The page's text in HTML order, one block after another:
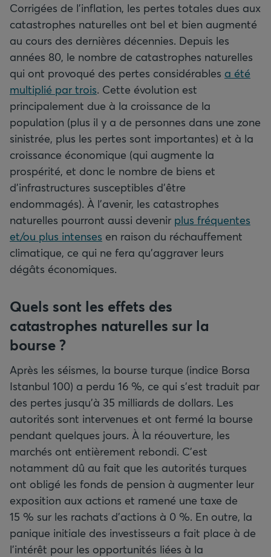
Corrigées de l’inflation, les pertes totales dues aux
catastrophes naturelles ont bel et bien augmenté
au cours des dernières décennies. Depuis les
années 80, le nombre de catastrophes naturelles
qui ont provoqué des pertes considérables a été
multiplié par trois. Cette évolution est
principalement due à la croissance de la
population (plus il y a de personnes dans une zone
sinistrée, plus les pertes sont importantes) et à la
croissance économique (qui augmente la
prospérité, et donc le nombre de biens et
d’infrastructures susceptibles d’être
endommagés). À l’avenir, les catastrophes
naturelles pourront aussi devenir plus fréquentes
et/ou plus intenses en raison du réchauffement
climatique, ce qui ne fera qu’aggraver leurs
dégâts économiques.
Quels sont les effets des
catastrophes naturelles sur la
bourse ?
Après les séismes, la bourse turque (indice Borsa
Istanbul 100) a perdu 16 %, ce qui s’est traduit par
des pertes jusqu’à 35 milliards de dollars. Les
autorités sont intervenues et ont fermé la bourse
pendant quelques jours. À la réouverture, les
marchés ont entièrement rebondi. C’est
notamment dû au fait que les autorités turques
ont obligé les fonds de pension à augmenter leur
exposition aux actions et ramené une taxe de
15 % sur les rachats d’actions à 0 %. En outre, la
panique initiale des investisseurs a fait place à de
l’intérêt pour les opportunités liées à la